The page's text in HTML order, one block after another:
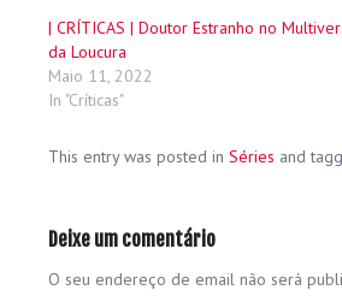
| CRÍTICAS | Doutor Estranho no
da Loucura
Maio 11, 2022
In "Críticas"
This entry was posted in Séries and
Deixe um comentário
O seu endereço de email não será